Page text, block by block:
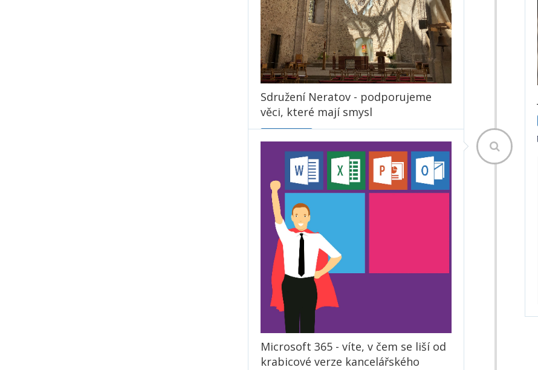
5952× přečteno Číst dále
Sdružení Neratov - podporujeme
věci, které mají smysl
24. 01. 2021 Veronika Nedomová
Nezisková organizace Sdružení Neratov v
horské vesnici Neratov v Orlických horách
pomáhá lidem s postižením a společně s
nimi se podílí na obnově poutního místa a
návratu života do kdysi vysídlené vesnice.
3665× přečteno Číst dále
Microsoft 365 - víte, v čem se liší od
krabicové verze kancelářského